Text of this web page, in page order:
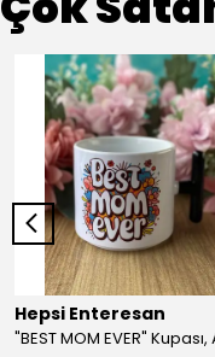
Hepsi Enteresan